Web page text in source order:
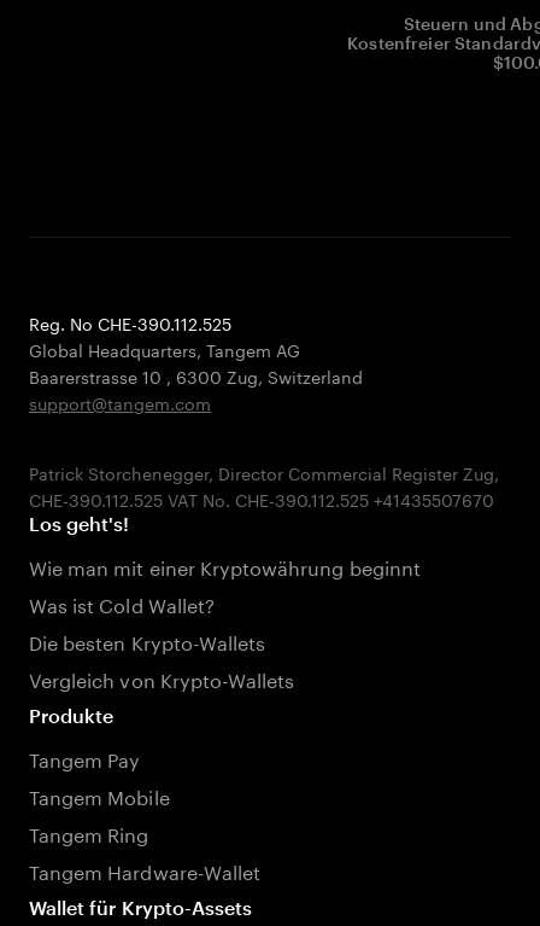
Steuern und
Kostenfreier
Reg. No CHE-390.112.525
Global Headquarters, Tangem AG
Baarerstrasse 10 , 6300 Zug, Switzerland
support@tangem.com
Patrick Storchenegger, Director Commercial Register Zug,
Los geht's!
Wie man mit einer Kryptowährung beginnt
Was ist Cold Wallet?
Die besten Krypto-Wallets
Vergleich von Krypto-Wallets
Produkte
Tangem Pay
Tangem Mobile
Tangem Ring
Tangem Hardware-Wallet
Wallet für Krypto-Assets